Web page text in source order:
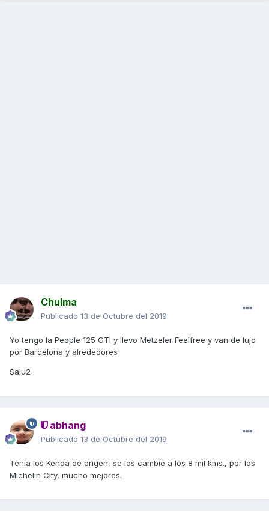
Chulma
Publicado 13 de Octubre del 2019
Yo tengo la People 125 GTI y llevo Metzeler Feelfree y van de lujo
por Barcelona y alrededores
Salu2
abhang
Publicado 13 de Octubre del 2019
Tenía los Kenda de origen, se los cambié a los 8 mil kms., por los
Michelin City, mucho mejores.